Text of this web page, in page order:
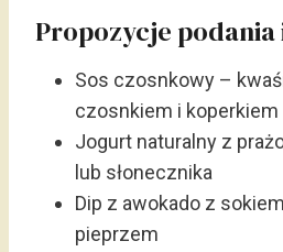
Propozycje
Sos czosnkowy –
czosnkiem i koperkiem
Jogurt naturalny z
lub słonecznika
Dip z awokado z
pieprzem